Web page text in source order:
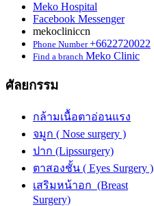
Meko Hospital
Facebook Messenger
mekocliniccn
Phone Number+6622720022
Find a branch Meko Clinic
ศัลยกรรม
กล้ามเนื้อตาอ่อนแรง
จมูก ( Nose surgery )
ปาก (Lipssurgery)
ตาสองชั้น ( Eyes Surgery )
เสริมหน้าอก (Breast
Surgery)